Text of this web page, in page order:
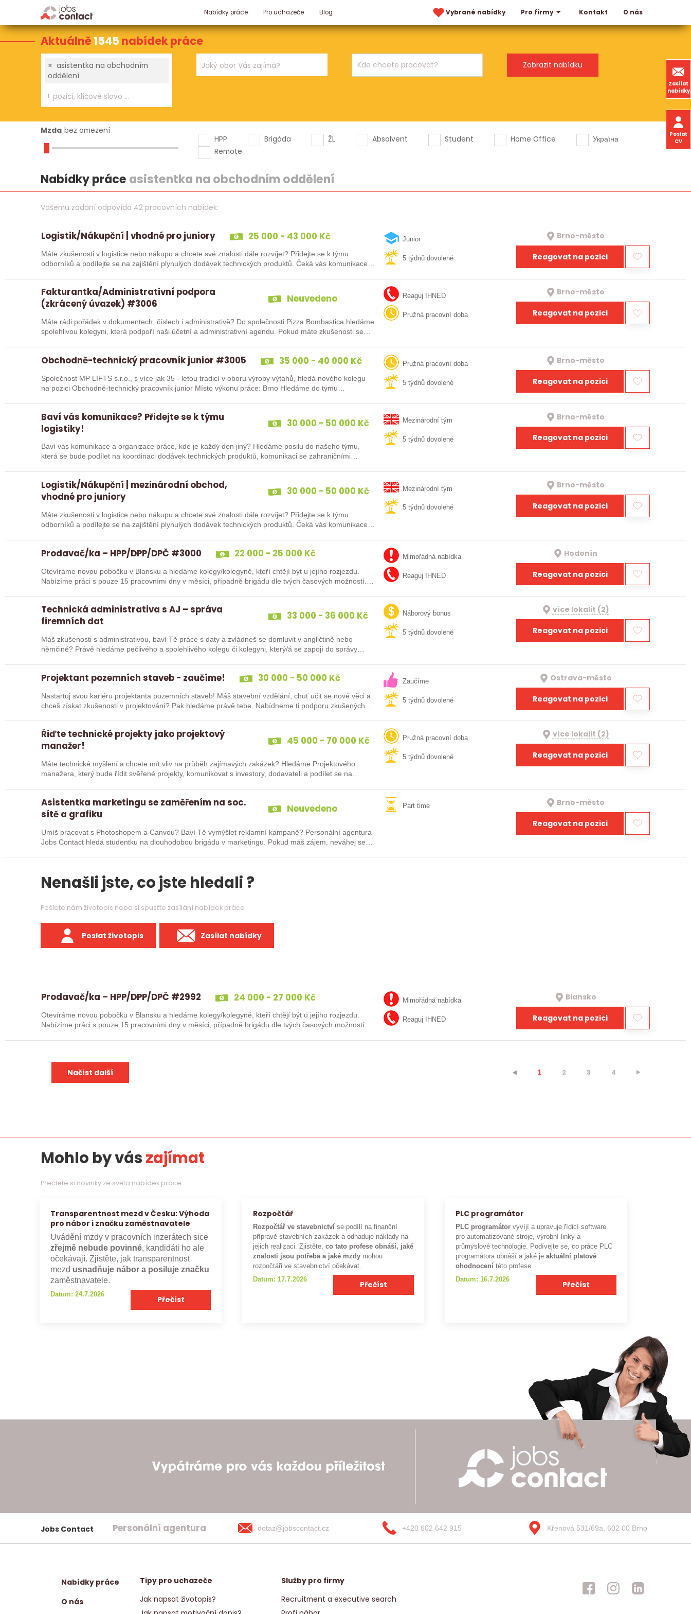
Nabídky práce Pro uchazeče Blog Vybrané nabídky Pro firmy Kontakt O nás
Zasílat
nabídky
Poslat
CV
Aktuálně1545 nabídek práce
× asistentka na obchodním
oddělení
Mzda bez omezení
HPP
Brigáda ŽL Absolvent Student Home Office
Україна
Remote
Nabídky práce asistentka na obchodním oddělení
Vašemu zadání odpovídá 42 pracovních nabídek:
Logistik/Nákupční | vhodné pro juniory 25 000 - 43 000 Kč
Máte zkušenosti v logistice nebo nákupu a chcete své znalosti dále rozvíjet? Přidejte se k týmu
odborníků a podílejte se na zajištění plynulých dodávek technických produktů. Čeká vás komunikace
Junior
5 týdnů dovolené
Brno-město
Reagovat na pozici
Fakturantka/Administrativní podpora
(zkrácený úvazek) #3006
Neuvedeno
Máte rádi pořádek v dokumentech, číslech i administrativě? Do společnosti Pizza Bombastica hledáme
spolehlivou kolegyni, která podpoří naši účetní a administrativní agendu. Pokud máte zkušenosti se…
Reaguj IHNED
Pružná pracovní doba
Brno-město
Reagovat na pozici
Obchodně-technický pracovník junior #3005 35 000 - 40 000 Kč
Společnost MP LIFTS s.r.o., s více jak 35 - letou tradicí v oboru výroby výtahů, hledá nového kolegu
na pozici Obchodně-technický pracovník junior Místo výkonu práce: Brno Hledáme do týmu…
Pružná pracovní doba
5 týdnů dovolené
Brno-město
Reagovat na pozici
Baví vás komunikace? Přidejte se k týmu
logistiky!
30 000 - 50 000 Kč
Baví vás komunikace a organizace práce, kde je každý den jiný? Hledáme posilu do našeho týmu,
která se bude podílet na koordinaci dodávek technických produktů, komunikaci se zahraničními
Mezinárodní tým
5 týdnů dovolené
Brno-město
Reagovat na pozici
Logistik/Nákupční | mezinárodní obchod,
vhodné pro juniory
30 000 - 50 000 Kč
Máte zkušenosti v logistice nebo nákupu a chcete své znalosti dále rozvíjet? Přidejte se k týmu
odborníků a podílejte se na zajištění plynulých dodávek technických produktů. Čeká vás komunikace
Mezinárodní tým
5 týdnů dovolené
Brno-město
Reagovat na pozici
Prodavač/ka – HPP/DPP/DPČ #3000 22 000 - 25 000 Kč
Otevíráme novou pobočku v Blansku a hledáme kolegy/kolegyně, kteří chtějí být u jejího rozjezdu.
Nabízíme práci s pouze 15 pracovními dny v měsíci, případně brigádu dle tvých časových možností.
Mimořádná nabídka
Reaguj IHNED
Hodonín
Reagovat na pozici
Technická administrativa s AJ – správa
firemních dat
33 000 - 36 000 Kč
Máš zkušenosti s administrativou, baví Tě práce s daty a zvládneš se domluvit v angličtině nebo
němčině? Právě hledáme pečlivého a spolehlivého kolegu či kolegyni, který/á se zapojí do správy…
Náborový bonus
5 týdnů dovolené
více lokalit (2)
Reagovat na pozici
Projektant pozemních staveb - zaučíme! 30 000 - 50 000 Kč
Nastartuj svou kariéru projektanta pozemních staveb! Máš stavební vzdělání, chuť učit se nové věci a
chceš získat zkušenosti v projektování? Pak hledáme právě tebe. Nabídneme ti podporu zkušených…
Zaučíme
5 týdnů dovolené
Ostrava-město
Reagovat na pozici
Řiďte technické projekty jako projektový
manažer!
45 000 - 70 000 Kč
Máte technické myšlení a chcete mít vliv na průběh zajímavých zakázek? Hledáme Projektového
manažera, který bude řídit svěřené projekty, komunikovat s investory, dodavateli a podílet se na
Pružná pracovní doba
5 týdnů dovolené
více lokalit (2)
Reagovat na pozici
Asistentka marketingu se zaměřením na soc.
sítě a grafiku
Neuvedeno
Umíš pracovat s Photoshopem a Canvou? Baví Tě vymýšlet reklamní kampaně? Personální agentura
Jobs Contact hledá studentku na dlouhodobou brigádu v marketingu. Pokud máš zájem, neváhej se
Part time Brno-město
Reagovat na pozici
Nenašli jste, co jste hledali ?
Pošlete nám životopis nebo si spusťte zasílání nabídek práce
Poslat životopis Zasílat nabídky
Prodavač/ka – HPP/DPP/DPČ #2992 24 000 - 27 000 Kč
Otevíráme novou pobočku v Blansku a hledáme kolegy/kolegyně, kteří chtějí být u jejího rozjezdu.
Nabízíme práci s pouze 15 pracovními dny v měsíci, případně brigádu dle tvých časových možností.
Mimořádná nabídka
Reaguj IHNED
Blansko
Reagovat na pozici
Načíst další ⯇ 1 2 3 4 ⯈
Mohlo by vászajímat
Přečtěte si novinky ze světa nabídek práce
Transparentnost mezd v Česku: Výhoda
pro nábor i značku zaměstnavatele
Uvádění mzdy v pracovních inzerátech sice
zřejmě nebude povinné, kandidáti ho ale
očekávají. Zjistěte, jak transparentnost
mezd usnadňuje nábor a posiluje značku
zaměstnavatele.
Datum: 24.7.2026
Přečíst
Rozpočtář
Rozpočtář ve stavebnictví se podílí na finanční
přípravě stavebních zakázek a odhaduje náklady na
jejich realizaci. Zjistěte,co tato profese obnáší, jaké
znalosti jsou potřeba a jaké mzdy mohou
rozpočtáři ve stavebnictví očekávat.
Datum: 17.7.2026
Přečíst
PLC programátor
PLC programátor vyvíjí a upravuje řídicí software
pro automatizované stroje, výrobní linky a
průmyslové technologie. Podívejte se, co práce PLC
programátora obnáší a jaké je aktuální platové
ohodnocení této profese.
Datum: 16.7.2026
Přečíst
Jobs Contact Personální agentura dotaz@jobscontact.cz +420 602 642 915 Křenová 531/69a, 602 00 Brno
Nabídky práce
O nás
Tipy pro uchazeče
Jak napsat životopis?
Služby pro firmy
Recruitment a executive search